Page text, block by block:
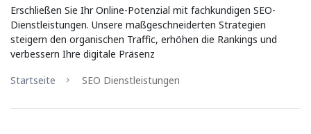
Erschließen Sie Ihr Online-Potenzial mit fachkundigen SEO-
Dienstleistungen. Unsere maßgeschneiderten Strategien
steigern den organischen Traffic, erhöhen die Rankings und
verbessern Ihre digitale Präsenz
Startseite
SEO Dienstleistungen